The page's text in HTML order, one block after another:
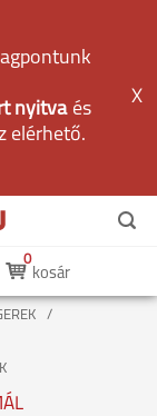
nyitvaés
elérhető.
X
kosár
0